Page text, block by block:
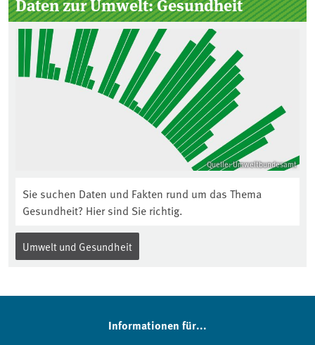
Quelle: Umweltbundesamt
Sie suchen Daten und Fakten rund um das Thema
Gesundheit? Hier sind Sie richtig.
Umwelt und Gesundheit
Informationen für...